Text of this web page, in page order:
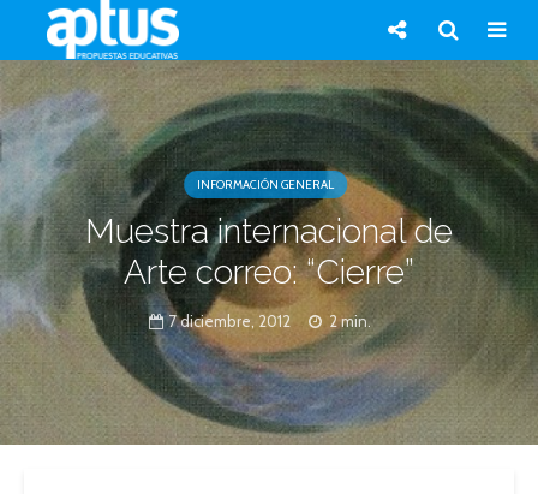
INFORMACIÓN GENERAL
Muestra internacional de
Arte correo: “Cierre”
7 diciembre, 2012 2 min.